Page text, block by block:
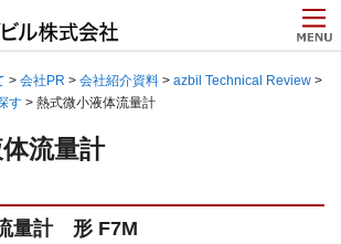
> 会社PR > 会社紹介資料 > azbil Technical Review >
す > 熱式微小液体流量計
流量計
量計 形 F7M